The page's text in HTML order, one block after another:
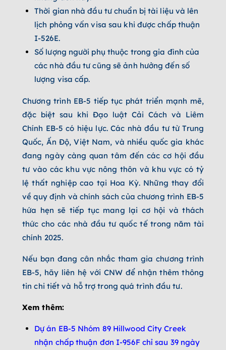
Thời gian nhà đầu tư chuẩn bị tài liệu và lên
lịch phỏng vấn visa sau khi được chấp thuận
I-526E.
Số lượng người phụ thuộc trong gia đình của
các nhà đầu tư cũng sẽ ảnh hưởng đến số
lượng visa cấp.
Chương trình EB-5 tiếp tục phát triển mạnh mẽ,
đặc biệt sau khi Đạo luật Cải Cách và Liêm
Chính EB-5 có hiệu lực. Các nhà đầu tư từ Trung
Quốc, Ấn Độ, Việt Nam, và nhiều quốc gia khác
đang ngày càng quan tâm đến các cơ hội đầu
tư vào các khu vực nông thôn và khu vực có tỷ
lệ thất nghiệp cao tại Hoa Kỳ. Những thay đổi
về quy định và chính sách của chương trình EB-5
hứa hẹn sẽ tiếp tục mang lại cơ hội và thách
thức cho các nhà đầu tư quốc tế trong năm tài
chính 2025.
Nếu bạn đang cân nhắc tham gia chương trình
EB-5, hãy liên hệ với CNW để nhận thêm thông
tin chi tiết và hỗ trợ trong quá trình đầu tư.
Xem thêm:
Dự án EB-5 Nhóm 89 Hillwood City Creek
nhận chấp thuận đơn I-956F chỉ sau 39 ngày